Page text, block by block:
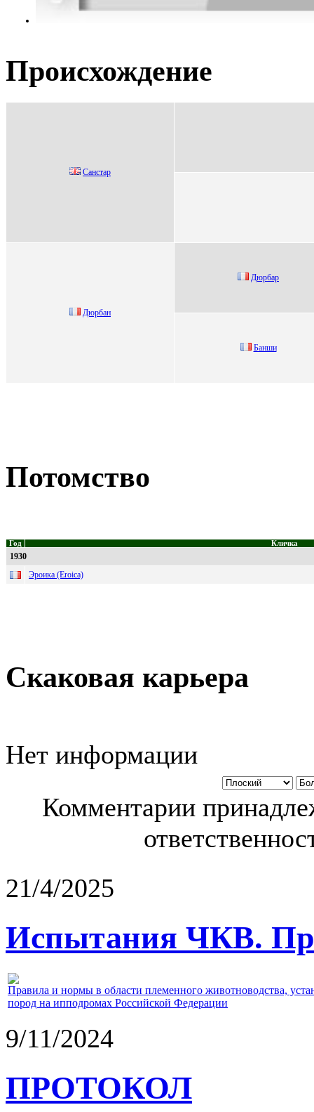
Происхождение
Cанстаp
Дюрбан
Дюpбap
Банши
Потомство
Год Кличка
1930
Эроика (Eroica)
Скаковая карьера
Нет информации
Комментарии
21/4/2025
Испытания ЧКВ.
Правила и нормы в области племенного животноводства,
пород на ипподромах Российской Федерации
9/11/2024
ПРОТОКОЛ